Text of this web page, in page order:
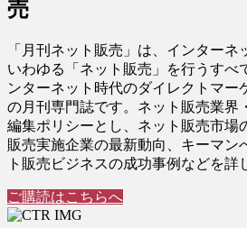
売
「月刊ネット販売」は、インターネ
いわゆる「ネット販売」を行うすべ
ンターネット時代のダイレクトマー
の月刊専門誌です。ネット販売業界
編集ポリシーとし、ネット販売市場
販売実施企業の最新動向、キーマン
ト販売ビジネスの成功事例などを詳
ご購読はこちらへ